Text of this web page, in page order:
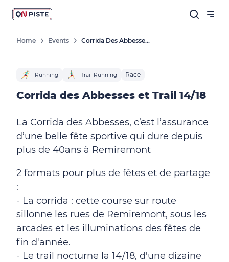
Home Events Corrida Des Abbesses Et Trail 14/18
Running Trail Running Race
Corrida des Abbesses et Trail 14/18
La Corrida des Abbesses, c’est l’assurance
d’une belle fête sportive qui dure depuis
plus de 40ans à Remiremont
2 formats pour plus de fêtes et de partage
:
- La corrida : cette course sur route
sillonne les rues de Remiremont, sous les
arcades et les illuminations des fêtes de
fin d'année.
- Le trail nocturne la 14/18, d'une dizaine